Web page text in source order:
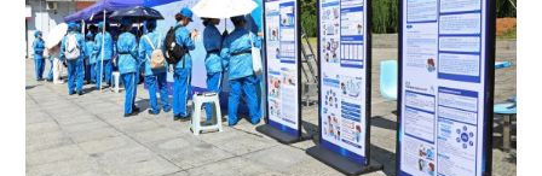
陕西 甘肃 青海 宁夏
新疆 内蒙古 黑龙江